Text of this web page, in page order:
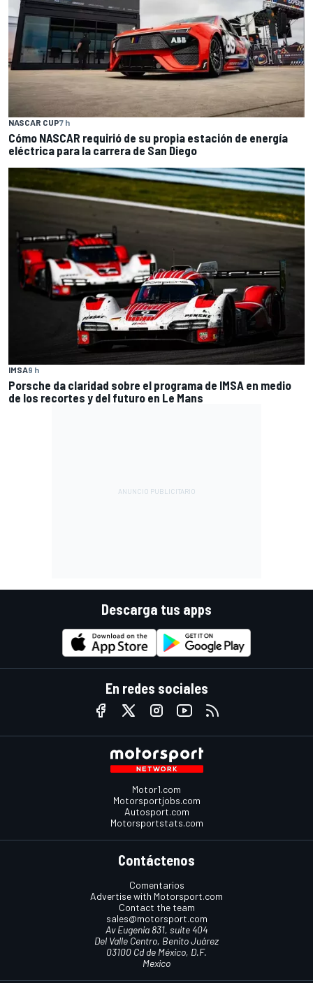
NASCAR CUP7 h
Cómo NASCAR requirió de su propia estación de energía
eléctrica para la carrera de San Diego
IMSA9 h
Porsche da claridad sobre el programa de IMSA en medio
de los recortes y del futuro en Le Mans
Descarga tus apps
En redes sociales
Motor1.com
Motorsportjobs.com
Autosport.com
Motorsportstats.com
Contáctenos
Comentarios
Advertise with Motorsport.com
Contact the team
sales@motorsport.com
Av Eugenia 831, suite 404
Del Valle Centro, Benito Juárez
03100 Cd de México, D.F.
Mexico